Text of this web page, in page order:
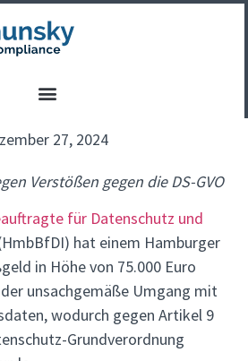
27, 2024
Verstößen gegen die DS-GVO
für Datenschutz und
hat einem Hamburger
in Höhe von 75.000 Euro
unsachgemäße Umgang mit
wodurch gegen Artikel 9
Grundverordnung